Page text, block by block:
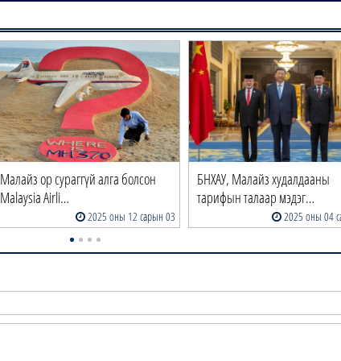
Малайз ор сураггүй алга болсон
Malaysia Airli…
2025 оны 12 сарын 03
БНХАУ, Малайз худалдааны
тарифын талаар мэдэг…
2025 оны 04